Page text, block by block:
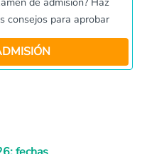
consejos para aprobar